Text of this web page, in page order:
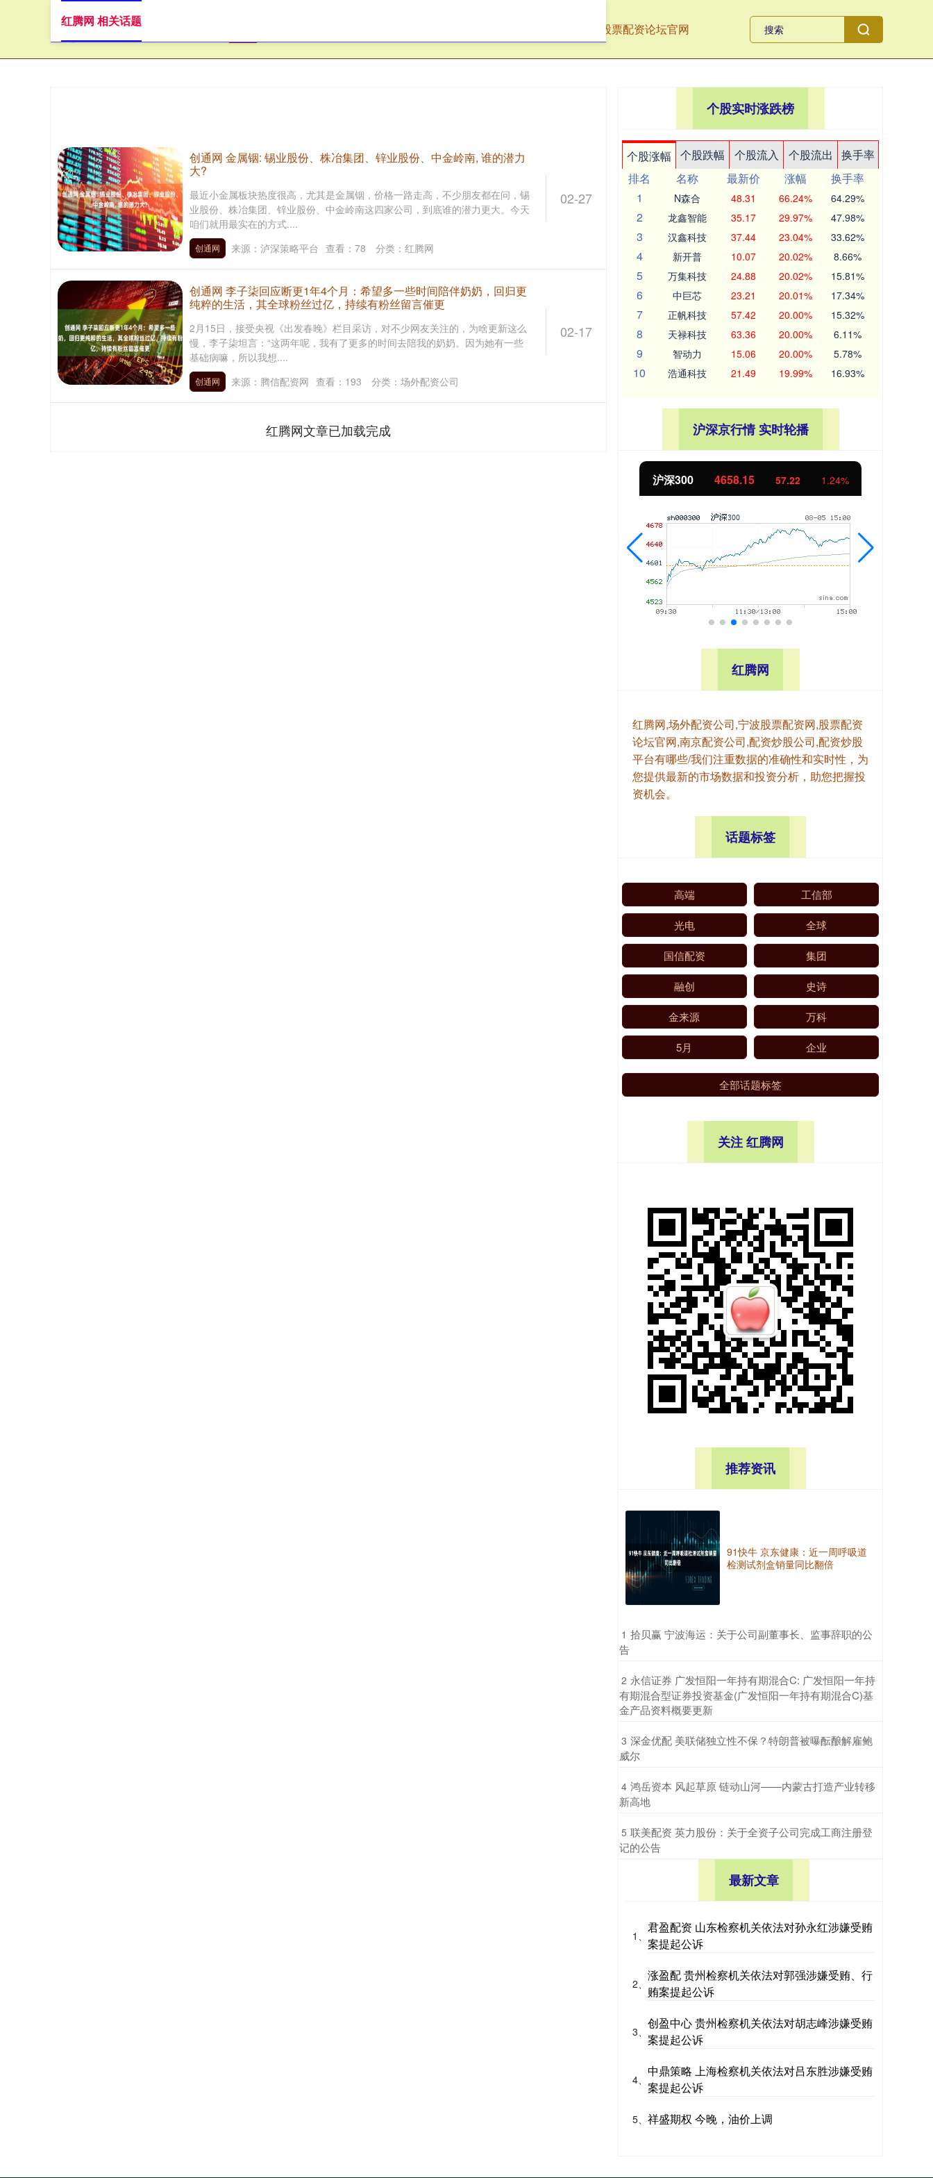
股票配资论坛官网
红腾网 相关话题
02-27
创通网 金属铟: 锡业股份、株冶集团、锌业股份、中金岭南, 谁的潜力
大?
最近小金属板块热度很高，尤其是金属铟，价格一路走高，不少朋友都在问，锡
业股份、株冶集团、锌业股份、中金岭南这四家公司，到底谁的潜力更大。今天
咱们就用最实在的方式....
创通网 来源：泸深策略平台 查看： 78 分类： 红腾网
02-17
创通网 李子柒回应断更1年4个月：希望多一些时间陪伴奶奶，回归更
纯粹的生活，其全球粉丝过亿，持续有粉丝留言催更
2月15日，接受央视《出发春晚》栏目采访，对不少网友关注的，为啥更新这么
慢，李子柒坦言：“这两年呢，我有了更多的时间去陪我的奶奶。因为她有一些
基础病嘛，所以我想....
创通网 来源：腾信配资网 查看： 193 分类： 场外配资公司
红腾网文章已加载完成
个股实时涨跌榜
个股涨幅 个股跌幅 个股流入 个股流出
换手率
排名
名称 最新价 涨幅
换手率
1
N森合 48.31 66.24% 64.29%
2 龙鑫智能 35.17 29.97% 47.98%
3 汉鑫科技 37.44 23.04% 33.62%
4 新开普 10.07 20.02% 8.66%
5 万集科技 24.88 20.02% 15.81%
6 中巨芯 23.21 20.01% 17.34%
7 正帆科技 57.42 20.00% 15.32%
8 天禄科技 63.36 20.00% 6.11%
9 智动力 15.06 20.00% 5.78%
10 浩通科技 21.49 19.99% 16.93%
沪深京行情 实时轮播
沪深300 4658.15 57.22 1.24%
红腾网
红腾网,场外配资公司,宁波股票配资网,股票配资
论坛官网,南京配资公司,配资炒股公司,配资炒股
平台有哪些/我们注重数据的准确性和实时性，为
您提供最新的市场数据和投资分析，助您把握投
资机会。
话题标签
高端 工信部
光电 全球
国信配资 集团
融创 史诗
金来源 万科
5月 企业
全部话题标签
关注 红腾网
推荐资讯
91快牛 京东健康：近一周呼吸道
检测试剂盒销量同比翻倍
1 ​拾贝赢 宁波海运：关于公司副董事长、监事辞职的公
告
2 ​永信证券 广发恒阳一年持有期混合C: 广发恒阳一年持
有期混合型证券投资基金(广发恒阳一年持有期混合C)基
金产品资料概要更新
3 ​深金优配 美联储独立性不保？特朗普被曝酝酿解雇鲍
威尔
4 ​鸿岳资本 风起草原 链动山河——内蒙古打造产业转移
新高地
5 ​联美配资 英力股份：关于全资子公司完成工商注册登
记的公告
最新文章
1、
君盈配资 山东检察机关依法对孙永红涉嫌受贿
案提起公诉
2、
涨盈配 贵州检察机关依法对郭强涉嫌受贿、行
贿案提起公诉
3、
创盈中心 贵州检察机关依法对胡志峰涉嫌受贿
案提起公诉
4、
中鼎策略 上海检察机关依法对吕东胜涉嫌受贿
案提起公诉
5、 祥盛期权 今晚，油价上调